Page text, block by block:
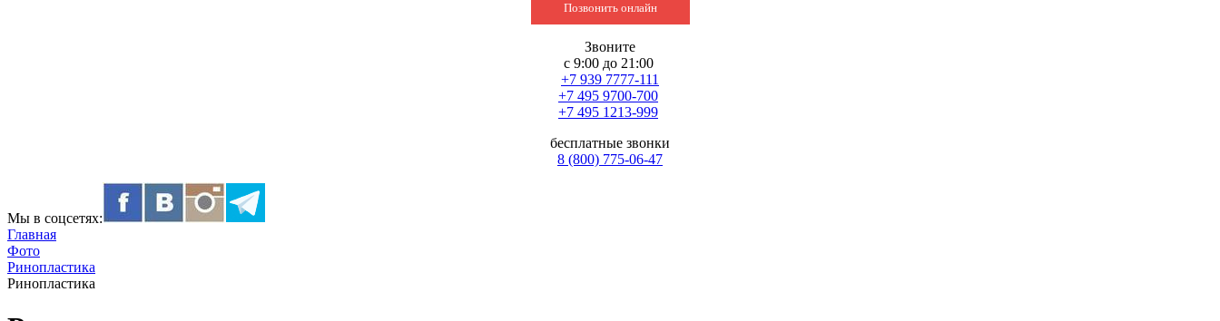
Позвонить онлайн
Звоните
с 9:00 до 21:00
+7 939 7777-111
+7 495 9700-700
+7 495 1213-999
бесплатные звонки
8 (800) 775-06-47
Мы в соцсетях:
Главная
Фото
Ринопластика
Ринопластика